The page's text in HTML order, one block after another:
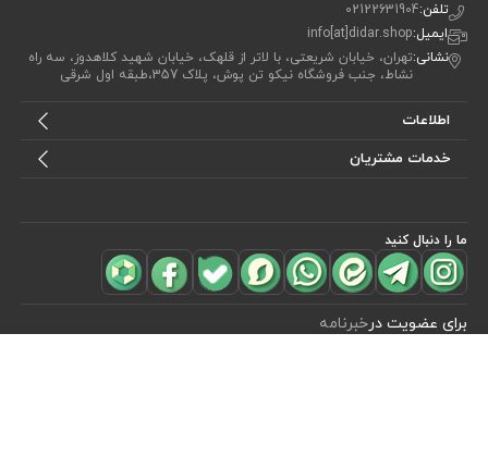
مشاهده محصولات(0)
تلفن:02122631904
ایمیل:info[at]didar.shop
نشانی:تهران، خیابان شریعتی، با لاتر از قلهک، خیابان شهید کلاهدوز، سه راه
نشاط، جنب فروشگاه نیکو تن پوش، پلاک 357،طبقه اول شرقی
اطلاعات
خدمات مشتریان
ما را دنبال کنید
برای عضویت درخبرنامه